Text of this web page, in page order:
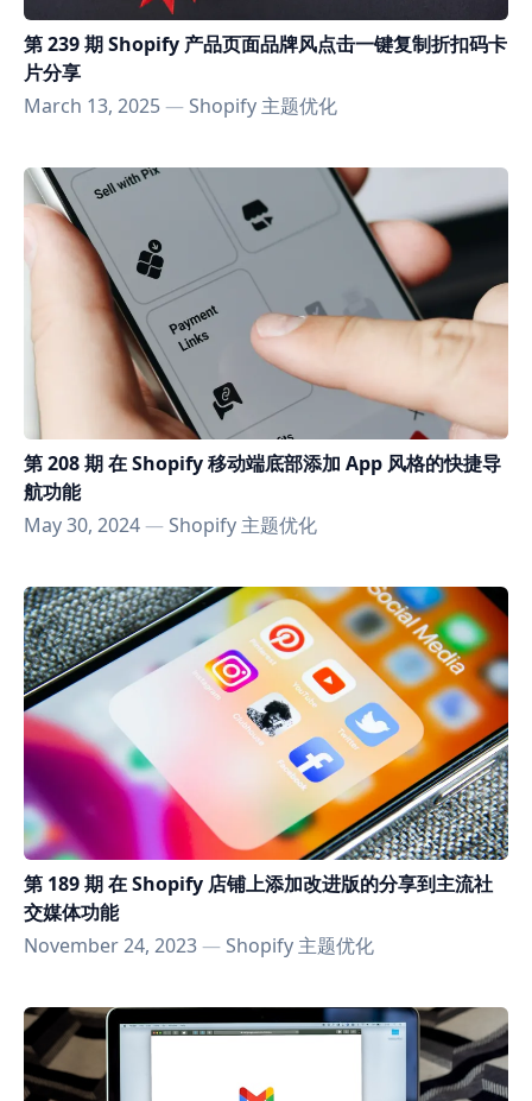
第 239 期 Shopify 产品页面品牌风点击一键复制折扣码卡
片分享
March 13, 2025—Shopify 主题优化
第 208 期 在 Shopify 移动端底部添加 App 风格的快捷导
航功能
May 30, 2024—Shopify 主题优化
第 189 期 在 Shopify 店铺上添加改进版的分享到主流社
交媒体功能
November 24, 2023—Shopify 主题优化